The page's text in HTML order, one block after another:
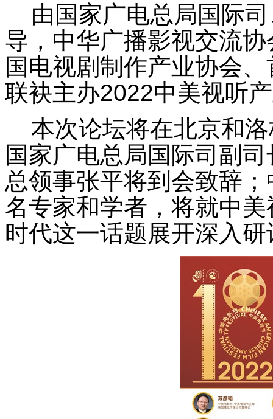
由国家广电总局国际
导，中华广播影视交流
国电视剧制作产业协会
联袂主办2022中美视听
本次论坛将在北京和
国家广电总局国际司副
总领事张平将到会致辞
名专家和学者，将就中
时代这一话题展开深入研